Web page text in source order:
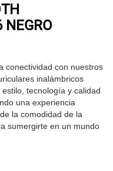
NEGRO
conectividad con nuestros
inalámbricos
tecnología y calidad
una experiencia
la comodidad de la
sumergirte en un mundo